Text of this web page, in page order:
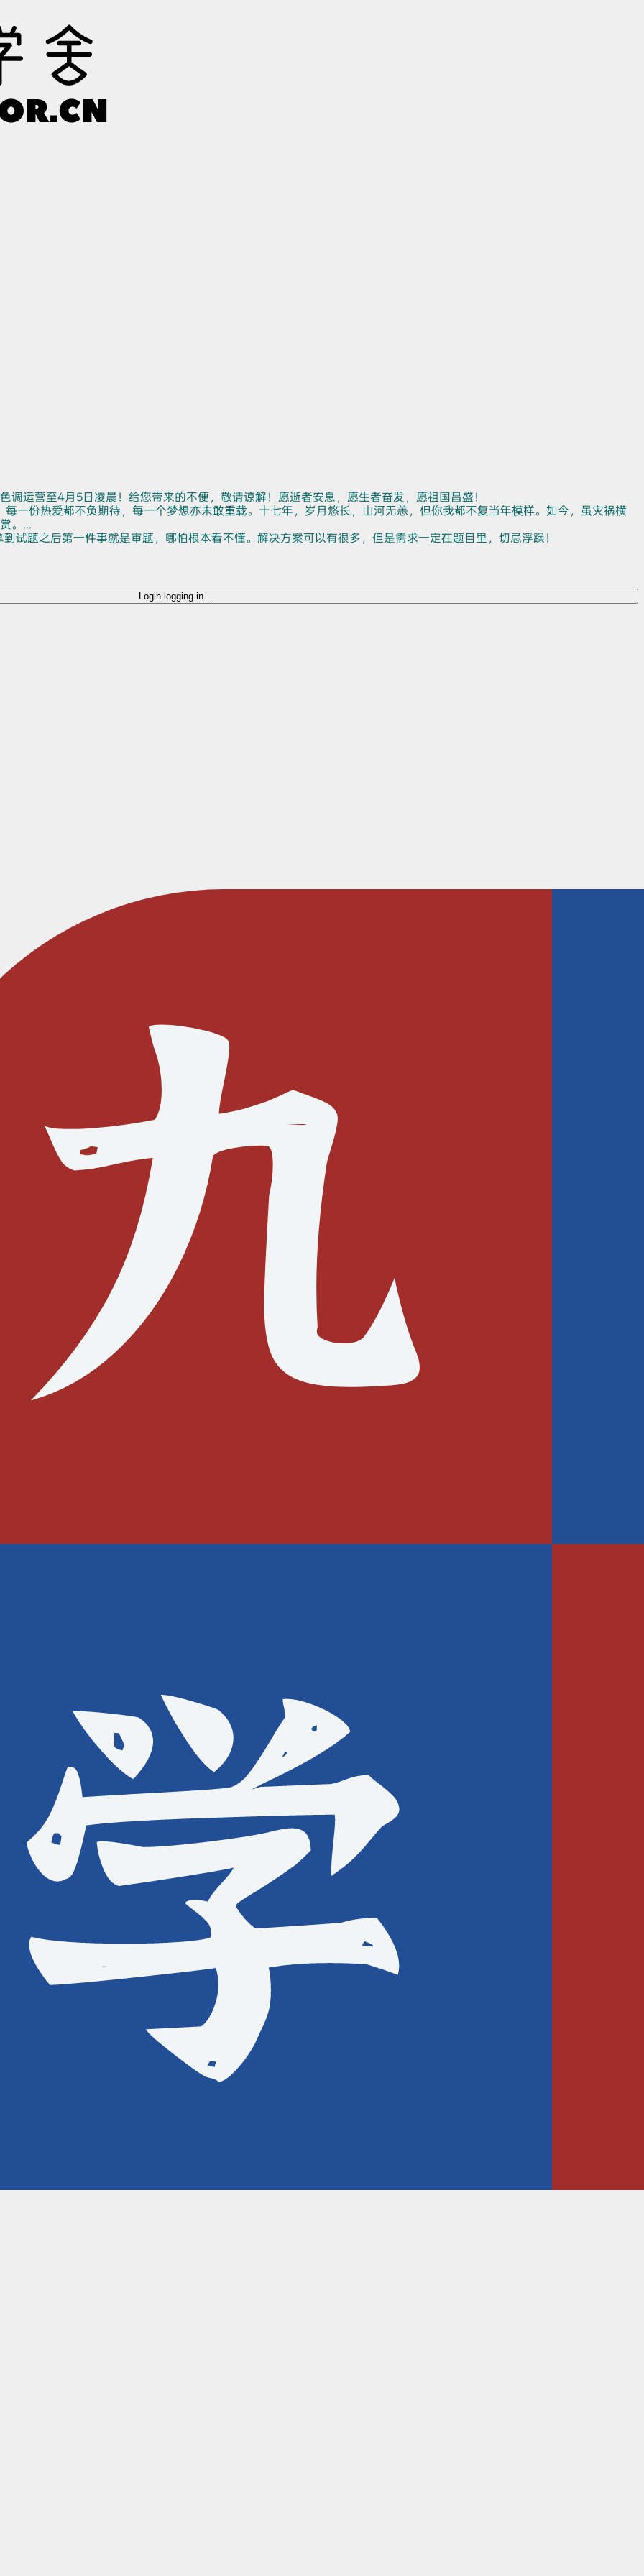
调运营至4月5日凌晨！给您带来的不便，敬请谅解！愿逝者安息，愿生者奋发，愿祖国昌盛！
一份热爱都不负期待，每一个梦想亦未敢重载。十七年，岁月悠长，山河无恙，但你我都不复当年模样。如今，虽灾祸横
。...
试题之后第一件事就是审题，哪怕根本看不懂。解决方案可以有很多，但是需求一定在题目里，切忌浮躁！
Login logging in...